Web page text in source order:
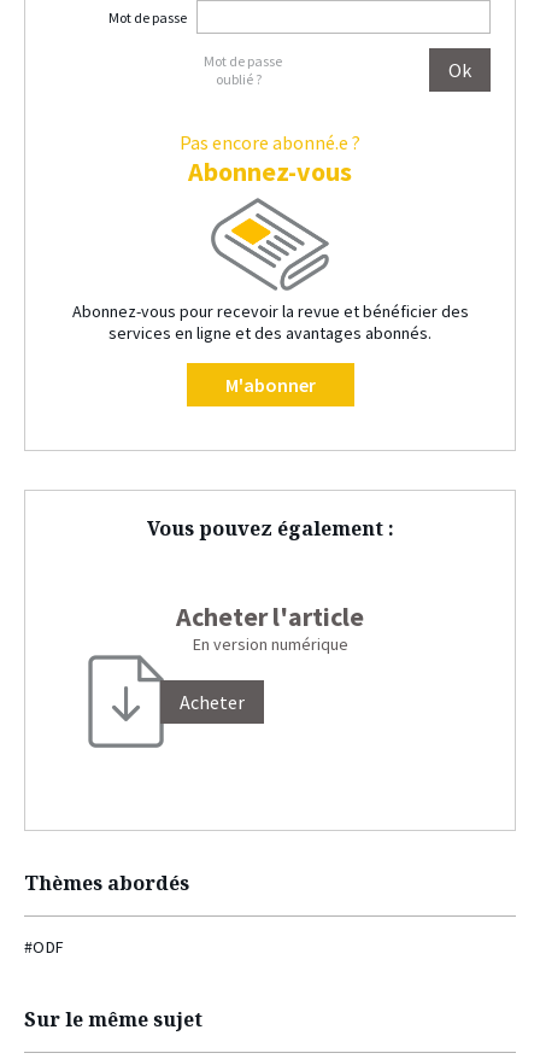
Mot de passe
Mot de passe
oublié ?
Pas encore abonné.e ?
Abonnez-vous
Abonnez-vous pour recevoir la revue et bénéficier des
services en ligne et des avantages abonnés.
M'abonner
Vous pouvez également :
Acheter l'article
En version numérique
Acheter
Thèmes abordés
#ODF
Sur le même sujet